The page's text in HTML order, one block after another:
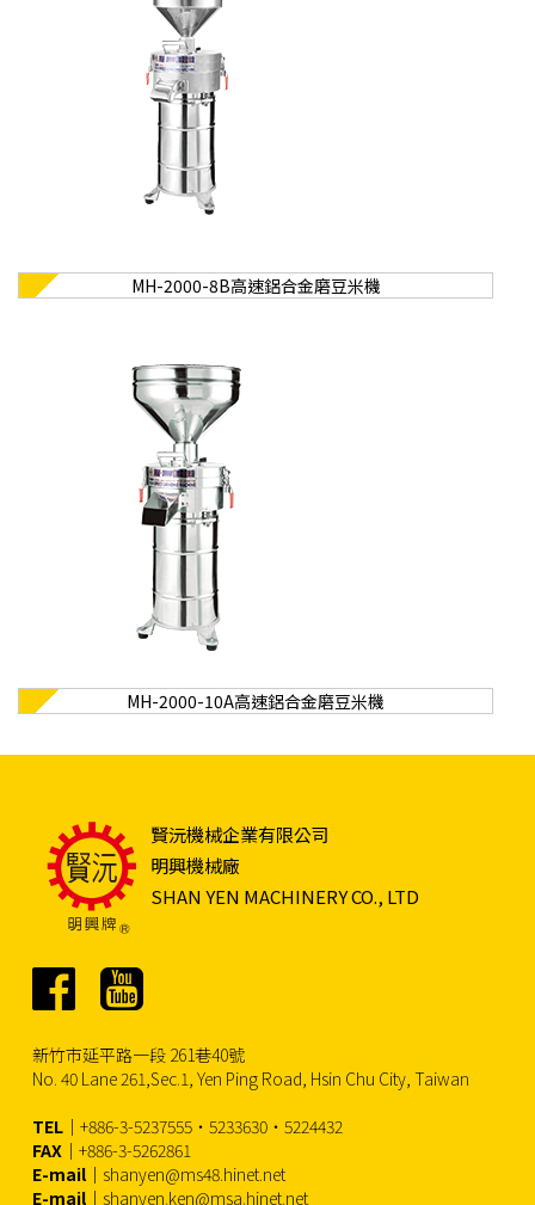
MH-2000-8B高速鋁合金磨豆米機
MH-2000-10A高速鋁合金磨豆米機
賢沅機械企業有限公司
明興機械廠
SHAN YEN MACHINERY CO., LTD
新竹市延平路一段 261巷40號
No. 40 Lane 261,Sec.1, Yen Ping Road, Hsin Chu City, Taiwan
TEL ｜+886-3-5237555‧5233630‧5224432
FAX ｜+886-3-5262861
E-mail ｜shanyen@ms48.hinet.net
E-mail ｜shanyen.ken@msa.hinet.net